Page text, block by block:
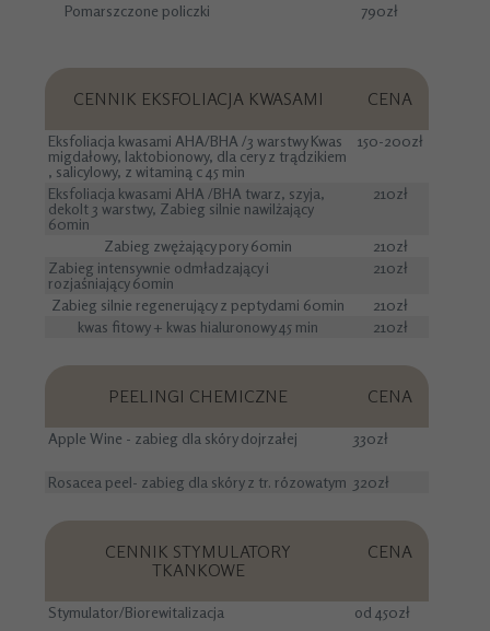
Pomarszczone policzki 790zł
CENNIK EKSFOLIACJA KWASAMI CENA
Eksfoliacja kwasami AHA/BHA /3 warstwy Kwas
migdałowy, laktobionowy, dla cery z trądzikiem
, salicylowy, z witaminą c 45 min
150-200zł
Eksfoliacja kwasami AHA /BHA twarz, szyja,
dekolt 3 warstwy, Zabieg silnie nawilżający
60min
210zł
Zabieg zwężający pory 60min
210zł
Zabieg intensywnie odmładzający i
rozjaśniający 60min
210zł
Zabieg silnie regenerujący z peptydami 60min
210zł
kwas fitowy + kwas hialuronowy 45 min
210zł
PEELINGI CHEMICZNE CENA
Apple Wine - zabieg dla skóry dojrzałej 330zł
Rosacea peel- zabieg dla skóry z tr. rózowatym 320zł
CENNIK STYMULATORY
TKANKOWE
CENA
Stymulator/Biorewitalizacja od 450zł